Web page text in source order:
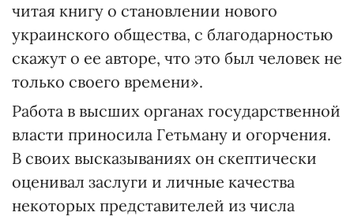
читая книгу о становлении нового
украинского общества, с благодарностью
скажут о ее авторе, что это был человек не
только своего времени».
Работа в высших органах государственной
власти приносила Гетьману и огорчения.
В своих высказываниях он скептически
оценивал заслуги и личные качества
некоторых представителей из числа